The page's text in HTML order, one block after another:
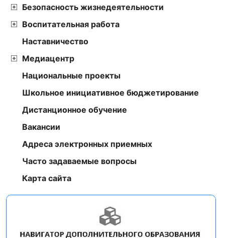
Безопасность жизнедеятельности
Воспитательная работа
Наставничество
Медиацентр
Национальные проекты
Школьное инициативное бюджетирование
Дистанционное обучение
Вакансии
Адреса электронных приемных
Часто задаваемые вопросы
Карта сайта